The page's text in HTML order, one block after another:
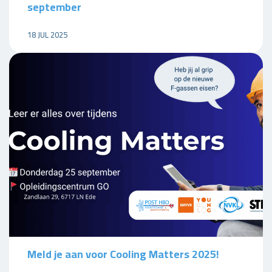
september
18 JUL 2025
Meld je aan voor Cooling Matters 2025!